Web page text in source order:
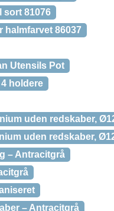
sort 81076
halmfarvet 86037
Utensils Pot
holdere
uden redskaber,
uden redskaber,
– Antracitgrå
– Antracitgrå